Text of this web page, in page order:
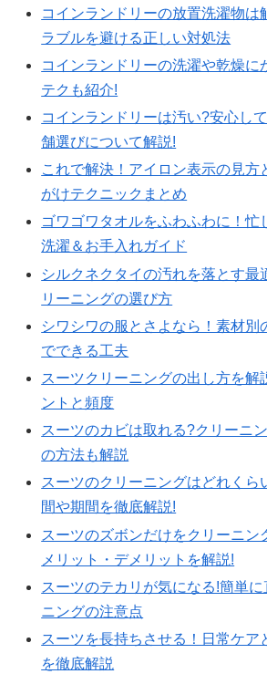
コインランドリーの放置洗濯物は
ラブルを避ける正しい対処法
コインランドリーの洗濯や乾燥に
テクも紹介!
コインランドリーは汚い?安心し
舗選びについて解説!
これで解決！アイロン表示の見方
がけテクニックまとめ
ゴワゴワタオルをふわふわに！忙
洗濯＆お手入れガイド
シルクネクタイの汚れを落とす最
リーニングの選び方
シワシワの服とさよなら！素材別
でできる工夫
スーツクリーニングの出し方を解
ントと頻度
スーツのカビは取れる?クリーニ
の方法も解説
スーツのクリーニングはどれくら
間や期間を徹底解説!
スーツのズボンだけをクリーニン
メリット・デメリットを解説!
スーツのテカリが気になる!簡単
ニングの注意点
スーツを長持ちさせる！日常ケア
を徹底解説